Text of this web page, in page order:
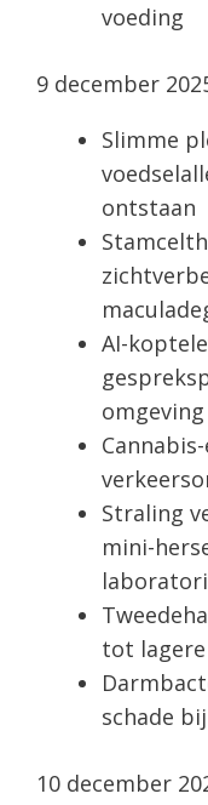
voeding
9 december
Slimme
ontstaan
AI-
omgeving
Straling
mini-
tot
schade
10 december